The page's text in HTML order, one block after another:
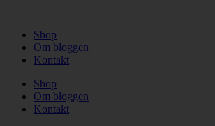
Shop
Om bloggen
Kontakt
Shop
Om bloggen
Kontakt